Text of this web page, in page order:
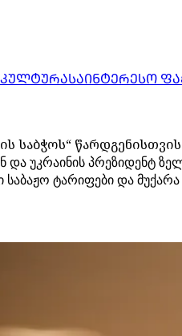
ᲙᲣᲚᲢᲣᲠᲐᲡᲐᲘᲜᲢᲔᲠᲔᲡᲝ
საბჭოს“
და უკრაინის პრეზიდენტ
ტარიფები და